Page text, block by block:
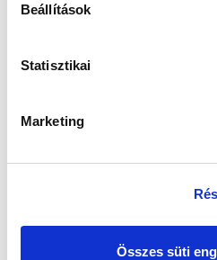
Beállítások
Statisztikai
Marketing
Összes süti